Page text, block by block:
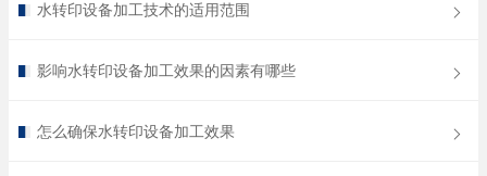
水转印设备加工技术的适用范围
影响水转印设备加工效果的因素有哪些
怎么确保水转印设备加工效果